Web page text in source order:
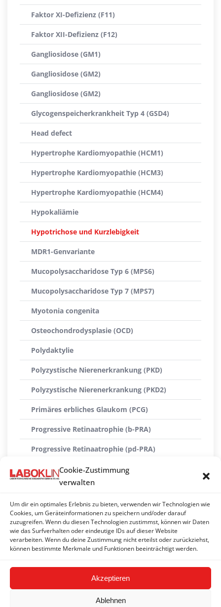
Cookie-Zustimmung
verwalten
Um dir ein optimales Erlebnis zu bieten, verwenden wir Technologien wie
Cookies, um Geräteinformationen zu speichern und/oder darauf
zuzugreifen. Wenn du diesen Technologien zustimmst, können wir Daten
wie das Surfverhalten oder eindeutige IDs auf dieser Website
verarbeiten. Wenn du deine Zustimmung nicht erteilst oder zurückziehst,
können bestimmte Merkmale und Funktionen beeinträchtigt werden.
Akzeptieren
Ablehnen
Faktor XI-Defizienz (F11)
Faktor XII-Defizienz (F12)
Gangliosidose (GM1)
Gangliosidose (GM2)
Gangliosidose (GM2)
Glycogenspeicherkrankheit Typ 4 (GSD4)
Head defect
Hypertrophe Kardiomyopathie (HCM1)
Hypertrophe Kardiomyopathie (HCM3)
Hypertrophe Kardiomyopathie (HCM4)
Hypokaliämie
Hypotrichose und Kurzlebigkeit
MDR1-Genvariante
Mucopolysaccharidose Typ 6 (MPS6)
Mucopolysaccharidose Typ 7 (MPS7)
Myotonia congenita
Osteochondrodysplasie (OCD)
Polydaktylie
Polyzystische Nierenerkrankung (PKD)
Polyzystische Nierenerkrankung (PKD2)
Primäres erbliches Glaukom (PCG)
Progressive Retinaatrophie (b-PRA)
Progressive Retinaatrophie (pd-PRA)
Progressive Retinaatrophie (rdAc-PRA)
Progressive Retinaatrophie (rdy-PRA)
Pyruvatkinase-Defizienz (PK)
Skeletale Dysplasie (SD)
Spinale Muskelatrophie (SMA)